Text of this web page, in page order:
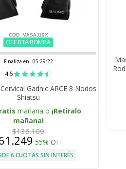
COD. MASAJ19X
OFERTA BOMBA
Finaliza en: 05:29:21
4.5
Gadnic ARCE 8 Nodos
Shiatsu
mañana o ¡Retiralo
mañana!
$136.109
55% OFF
6 CUOTAS SIN INTERÉS